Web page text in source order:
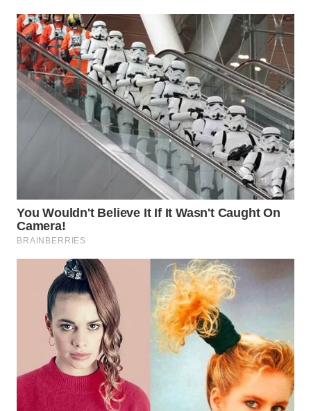
WAHANA
UMKM
WAHANA
SELEB
WAHANA
OTOMOTIF
WAHANA
DESA
WISATA
LAPAK
WAHANA